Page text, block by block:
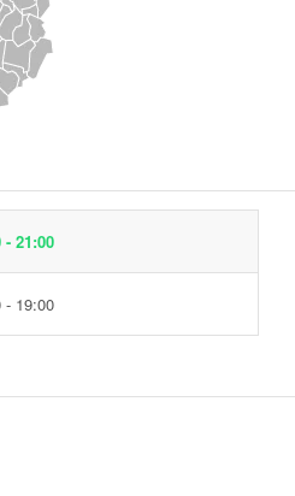
- 21:00
- 19:00